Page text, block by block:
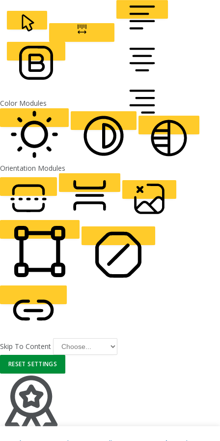
CURSOR
ALIGN TEXT
FONT WEIGHT
Color Modules
LIGHT CONTRAST HIGH CONTRAST
Orientation Modules
READING LINE READING MASK HIDE IMAGES
HIGHLIGHT CONTENT
HIGHLIGHT LINKS
Skip To Content
RESET SETTINGS